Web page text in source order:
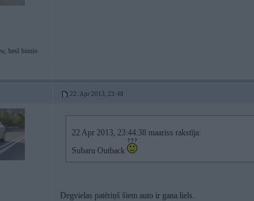
besī biezie
22. Apr 2013, 23:48
22 Apr 2013, 23:44:38 maariss rakstīja:
Subaru Outback
Degvielas patēriņš šiem auto ir gana liels.